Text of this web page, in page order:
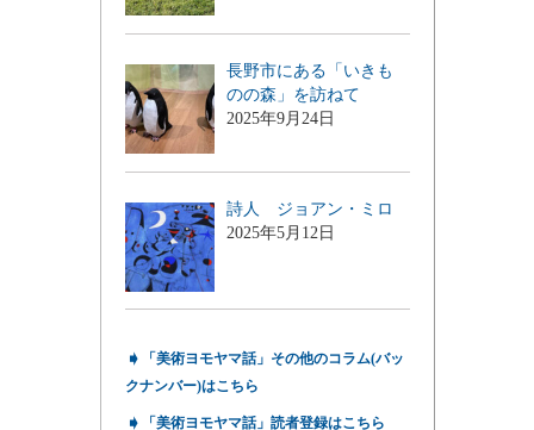
長野市にある「いきも
のの森」を訪ねて
2025年9月24日
詩人 ジョアン・ミロ
2025年5月12日
➧
「美術ヨモヤマ話」その他のコラム(バッ
クナンバー)はこちら
「美術ヨモヤマ話」読者登録はこちら